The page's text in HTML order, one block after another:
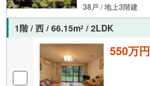
38戸 / 地上3階建
1階 / 西 / 66.15m2 / 2LDK
550万円